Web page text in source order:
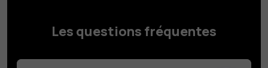
Les questions fréquentes